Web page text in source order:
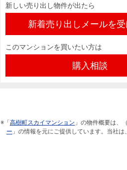
新しい売り出し物件が出たら
新着売り出しメールを
このマンションを買いたい方は
購入相談
※「 高樹町スカイマンション 」の物件概要は、
ー 」の情報を元にご提供しています。当社